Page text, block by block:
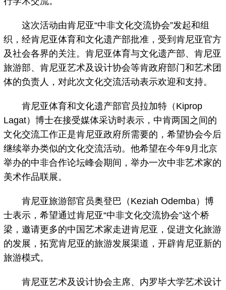
这次活动由肯尼亚“中非文化交流协会”发起和组
织，经肯尼亚体育和文化遗产部批准，受到肯尼亚官方
及社会各界的关注。肯尼亚体育与文化遗产部、肯尼亚
旅游部、肯尼亚艺术及设计协会等肯政府部门和艺术团
体的负责人，对此次文化交流活动表示欢迎和支持。
肯尼亚体育和文化遗产部官员拉加特（Kiprop
Lagat）博士在接受媒体采访时表示，中肯两国之间的
文化交流工作正是肯尼亚政府所需要的，希望协会今后
继续举办类似的文化交流活动。他希望在今年9月北京
举办的中非合作论坛峰会期间，举办一次中非艺术家的
美术作品联展。
肯尼亚旅游部官员奥登巴（Keziah Odemba）博
士表示，希望通过肯尼亚“中非文化交流协会”这个桥
梁，邀请更多的中国艺术家走进肯尼亚，促进文化旅游
的发展，拓宽肯尼亚的旅游发展渠道，开辟肯尼亚新的
旅游模式。
肯尼亚艺术及设计协会主席、内罗毕大学艺术设计